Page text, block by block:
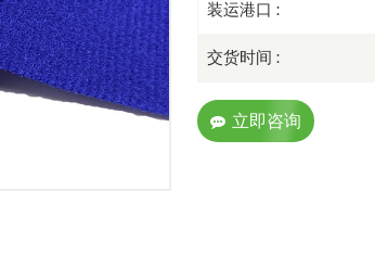
装运港口 :
交货时间 :
立即咨询